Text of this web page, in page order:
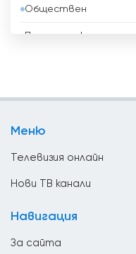
Боливия
Обществен
Политически
Меню
Телевизия онлайн
Нови ТВ канали
Навигация
За сайта